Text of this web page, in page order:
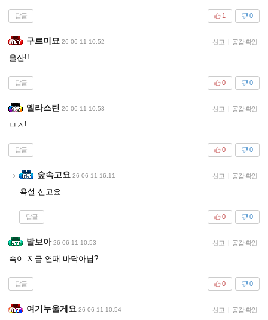
답글 0
1
구르미묘 26-06-11 10:52 신고 | 공감 확인
울산!!
답글 0
0
엘라스틴 26-06-11 10:53 신고 | 공감 확인
ㅂㅅ!
답글 0
0
숲속고요 26-06-11 16:11 신고 | 공감 확인
욕설 신고요
답글 0
0
발보아 26-06-11 10:53 신고 | 공감 확인
슥이 지금 연패 바닥아님?
답글 0
0
여기누울게요 26-06-11 10:54 신고 | 공감 확인